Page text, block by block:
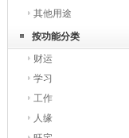
其他用途
按功能分类
财运
学习
工作
人缘